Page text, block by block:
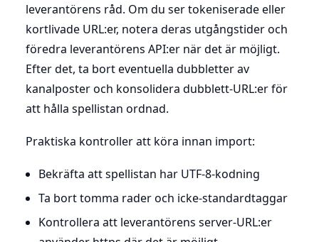
leverantörens råd. Om du ser tokeniserade eller
kortlivade URL:er, notera deras utgångstider och
föredra leverantörens API:er när det är möjligt.
Efter det, ta bort eventuella dubbletter av
kanalposter och konsolidera dubblett-URL:er för
att hålla spellistan ordnad.
Praktiska kontroller att köra innan import:
Bekräfta att spellistan har UTF-8-kodning
Ta bort tomma rader och icke-standardtaggar
Kontrollera att leverantörens server-URL:er